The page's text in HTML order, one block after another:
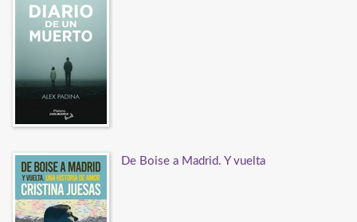
De Boise a Madrid. Y vuelta